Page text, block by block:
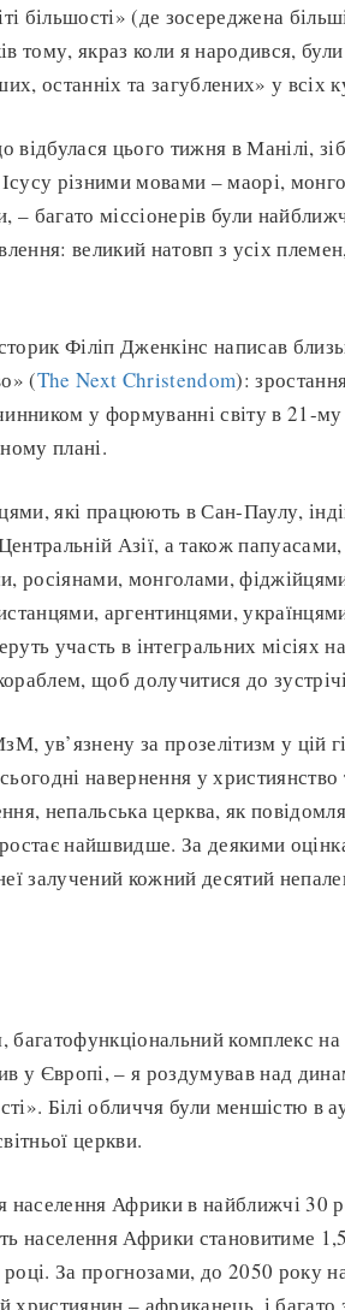
більшості» (де зосереджена
тому, якраз коли я народився, були
останніх та загублених» у всіх
відбулася цього тижня в Манілі,
різними мовами – маорі,
багато міссіонерів були
великий натовп з усіх
Філіп Дженкінс написав
(The Next Christendom):
у формуванні світу в 21-му
плані.
які працюють в Сан-Паулу,
Азії, а також
росіянами, монголами,
аргентинцями,
участь в інтегральних місіях
щоб долучитися до
ув’язнену за прозелітизм у цій
навернення у християнство
непальська церква, як
найшвидше. За деякими
залучений кожний десятий
комплекс
у Європі, – я роздумував над
Білі обличчя були меншістю в
церкви.
Африки в найближчі 30
населення Африки становитиме
За прогнозами, до 2050 року
– африканець, і багато